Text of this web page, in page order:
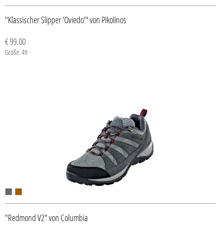
"Klassischer Slipper 'Oviedo'" von Pikolinos
€ 99.00
Größe: 49
"Redmond V2" von Columbia